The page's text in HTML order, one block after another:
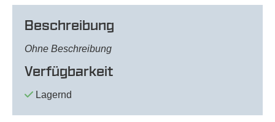
Beschreibung
Ohne Beschreibung
Verfügbarkeit
Lagernd